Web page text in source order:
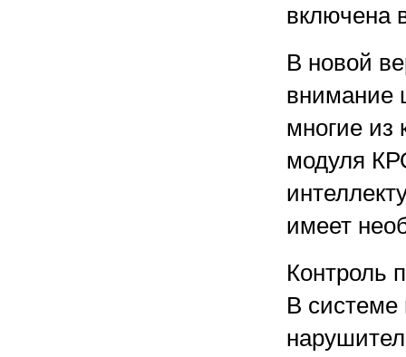
включена
В новой
внимание
многие из
модуля
имеет
Контроль
В